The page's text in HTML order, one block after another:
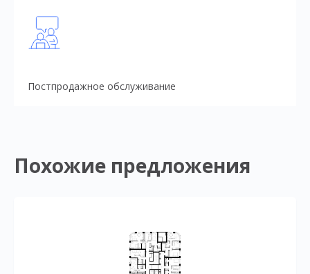
Постпродажное обслуживание
Похожие предложения